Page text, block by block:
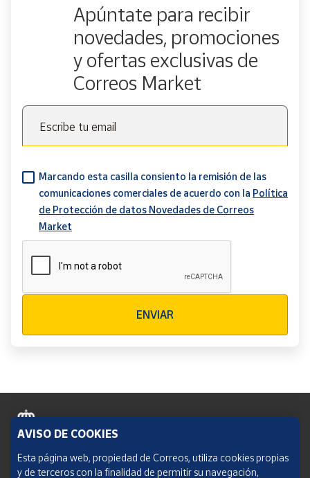
Apúntate para recibir
novedades, promociones
y ofertas exclusivas de
Correos Market
Escribe tu email
Marcando esta casilla consiento la remisión de las
comunicaciones comerciales de acuerdo con la Política
de Protección de datos Novedades de Correos
Market
ENVIAR
Política de cookies
AVISO DE COOKIES
Esta página web, propiedad de Correos, utiliza cookies propias
y de terceros con la finalidad de permitir su navegación,